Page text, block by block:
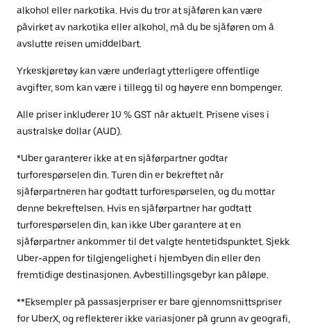
alkohol eller narkotika. Hvis du tror at sjåføren kan være
påvirket av narkotika eller alkohol, må du be sjåføren om å
avslutte reisen umiddelbart.
Yrkeskjøretøy kan være underlagt ytterligere offentlige
avgifter, som kan være i tillegg til og høyere enn bompenger.
Alle priser inkluderer 10 % GST når aktuelt. Prisene vises i
australske dollar (AUD).
*Uber garanterer ikke at en sjåførpartner godtar
turforespørselen din. Turen din er bekreftet når
sjåførpartneren har godtatt turforespørselen, og du mottar
denne bekreftelsen. Hvis en sjåførpartner har godtatt
turforespørselen din, kan ikke Uber garantere at en
sjåførpartner ankommer til det valgte hentetidspunktet. Sjekk
Uber-appen for tilgjengelighet i hjembyen din eller den
fremtidige destinasjonen. Avbestillingsgebyr kan påløpe.
**Eksempler på passasjerpriser er bare gjennomsnittspriser
for UberX, og reflekterer ikke variasjoner på grunn av geografi,